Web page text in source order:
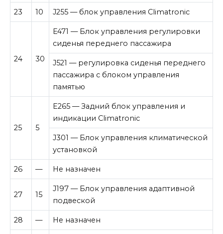
23 10 J255 — блок управления Climatronic
24 30
E471 — Блок управления регулировки
сиденья переднего пассажира
J521 — регулировка сиденья переднего
пассажира с блоком управления
памятью
25 5
E265 — Задний блок управления и
индикации Climatronic
J301 — Блок управления климатической
установкой
26 — Не назначен
27 15
J197 — Блок управления адаптивной
подвеской
28 — Не назначен